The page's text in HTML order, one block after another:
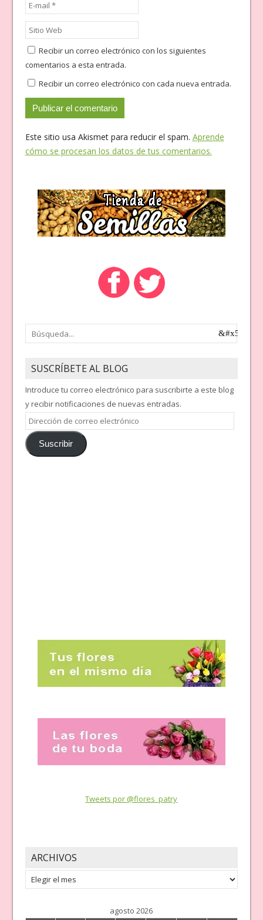
Recibir un correo electrónico con los siguientes
comentarios a esta entrada.
Recibir un correo electrónico con cada nueva entrada.
Este sitio usa Akismet para reducir el spam. Aprende
cómo se procesan los datos de tus comentarios.
SUSCRÍBETE AL BLOG
Introduce tu correo electrónico para suscribirte a este blog
y recibir notificaciones de nuevas entradas.
Dirección
de
correoSuscribir
Tweets por @flores_patry
ARCHIVOS
Archivos
agosto 2026